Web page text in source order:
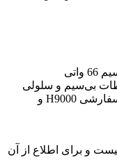
– دوربین اصلی: 50 مگاپیکسلی با سنسور سفارشی H9000 و
و برای اطلاع از آن